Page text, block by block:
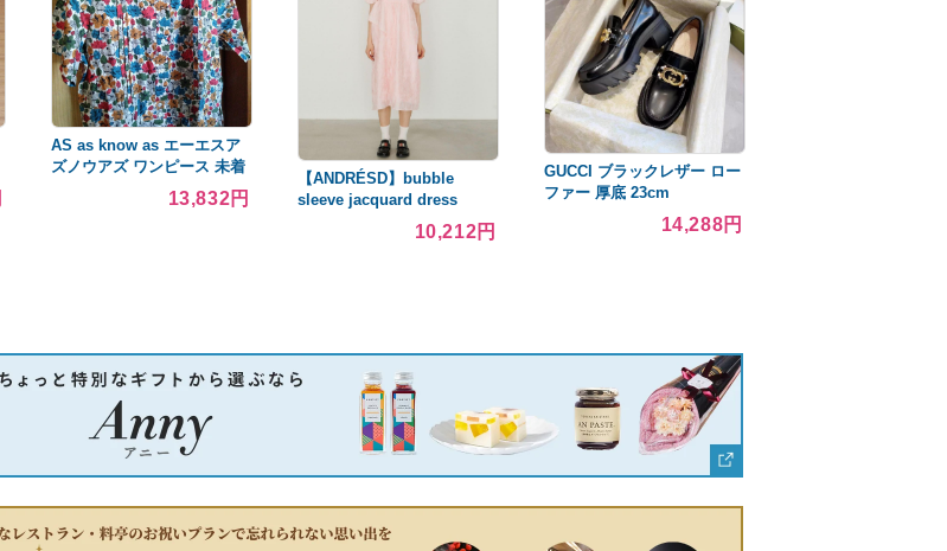
AS as know as エーエスア
ズノウアズ ワンピース 未着
13,832円
【ANDRÉSD】bubble
sleeve jacquard dress
10,212円
GUCCI ブラックレザー ロー
ファー 厚底 23cm
14,288円